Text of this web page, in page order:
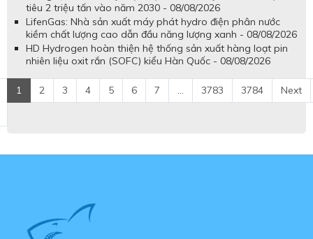
tiêu 2 triệu tấn vào năm 2030 - 08/08/2026
LifenGas: Nhà sản xuất máy phát hydro điện phân nước
kiềm chất lượng cao dẫn đầu năng lượng xanh - 08/08/2026
HD Hydrogen hoàn thiện hệ thống sản xuất hàng loạt pin
nhiên liệu oxit rắn (SOFC) kiểu Hàn Quốc - 08/08/2026
1 2 3 4 5 6 7 ... 3783 3784 Next